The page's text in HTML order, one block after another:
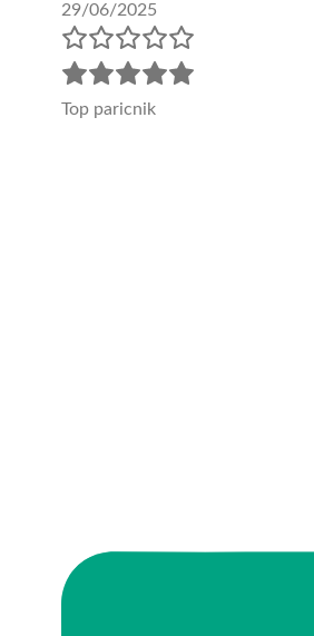
29/06/2025
Top paricnik